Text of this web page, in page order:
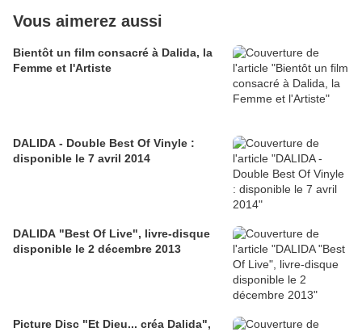
Vous aimerez aussi
Bientôt un film consacré à Dalida, la
Femme et l'Artiste
DALIDA - Double Best Of Vinyle :
disponible le 7 avril 2014
DALIDA "Best Of Live", livre-disque
disponible le 2 décembre 2013
Picture Disc "Et Dieu... créa Dalida",